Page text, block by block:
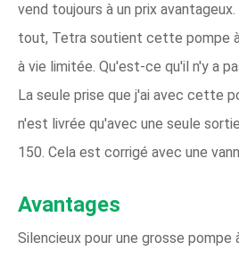
vend toujours à un prix
tout, Tetra soutient cette pompe
à vie limitée. Qu'est-ce qu'il n'y a
La seule prise que j'ai avec cette
n'est livrée qu'avec une seule
150. Cela est corrigé avec une
Avantages
Silencieux pour une grosse pompe